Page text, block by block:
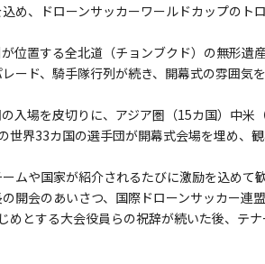
め、ドローンサッカーワールドカップのト
位置する全北道（チョンブクド）の無形遺
ード、騎手隊行列が続き、開幕式の雰囲気を
入場を皮切りに、アジア圏（15カ国）中米
世界33カ国の選手団が開幕式会場を埋め、観
ムや国家が紹介されるたびに激励を込め
開会のあいさつ、国際ドローンサッカー連
めとする大会役員らの祝辞が続いた後、テ